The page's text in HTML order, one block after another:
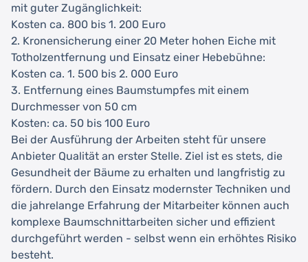
mit guter Zugänglichkeit:
Kosten ca. 800 bis 1. 200 Euro
2. Kronensicherung einer 20 Meter hohen Eiche mit
Totholzentfernung und Einsatz einer Hebebühne:
Kosten ca. 1. 500 bis 2. 000 Euro
3. Entfernung eines Baumstumpfes mit einem
Durchmesser von 50 cm
Kosten: ca. 50 bis 100 Euro
Bei der Ausführung der Arbeiten steht für unsere
Anbieter Qualität an erster Stelle. Ziel ist es stets, die
Gesundheit der Bäume zu erhalten und langfristig zu
fördern. Durch den Einsatz modernster Techniken und
die jahrelange Erfahrung der Mitarbeiter können auch
komplexe Baumschnittarbeiten sicher und effizient
durchgeführt werden - selbst wenn ein erhöhtes Risiko
besteht.